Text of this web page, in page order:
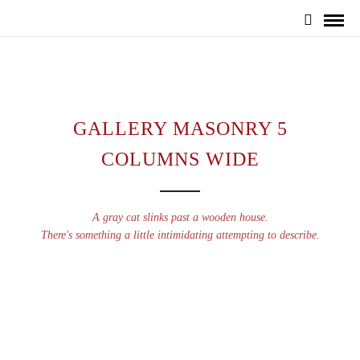
GALLERY MASONRY 5
COLUMNS WIDE
A gray cat slinks past a wooden house.
There's something a little intimidating attempting to describe.